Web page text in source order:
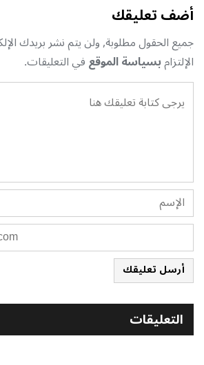
أضف تعليقك
جميع الحقول مطلوبة, ولن يتم نشر بريدك
الإلتزامبسياسة الموقعفي التعليقات.
أرسل تعليقك
التعليقات